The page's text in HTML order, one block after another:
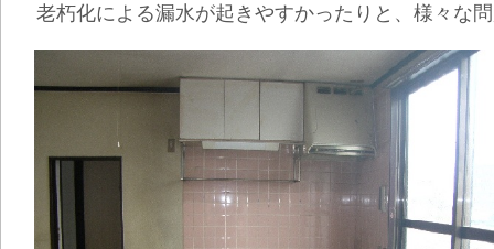
老朽化による漏水が起きやすかったりと、様々な